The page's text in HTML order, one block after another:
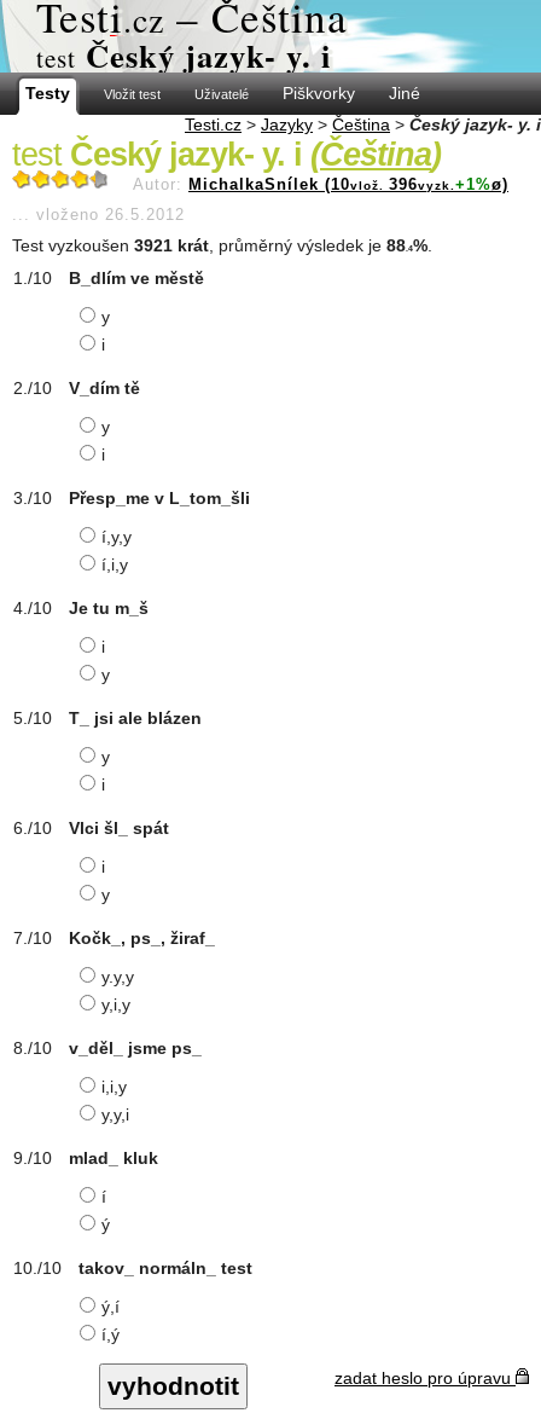
Testi.cz – Čeština
test Český jazyk- y. i
Testy Vložit test Uživatelé Piškvorky
Jiné
Testi.cz > Jazyky > Čeština > Český jazyk- y. i
test Český jazyk- y. i (Čeština)
Autor: MichalkaSnílek (10vlož. 396vyzk. +1%ø)
... vloženo 26.5.2012
Test vyzkoušen 3921 krát , průměrný výsledek je 88 .4%
B_dlím ve městě
y
i
V_dím tě
y
i
Přesp_me v L_tom_šli
í,y,y
í,i,y
Je tu m_š
i
y
T_ jsi ale blázen
y
i
Vlci šl_ spát
i
y
Kočk_, ps_, žiraf_
y.y,y
y,i,y
v_děl_ jsme ps_
i,i,y
y,y,i
mlad_ kluk
í
ý
takov_ normáln_ test
ý,í
í,ý
zadat heslo pro úpravu